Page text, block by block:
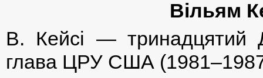
Вільям
В. Кейсі — тринадцятий
глава ЦРУ США